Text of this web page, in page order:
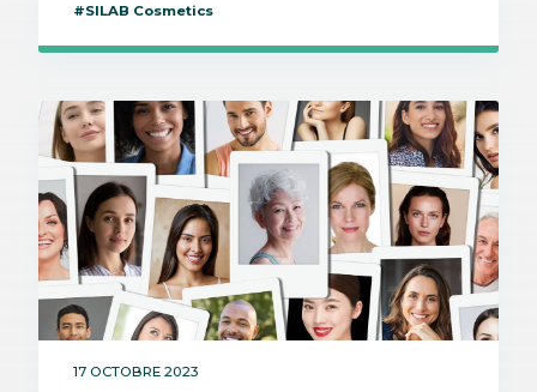
#SILAB Cosmetics
17 OCTOBRE 2023